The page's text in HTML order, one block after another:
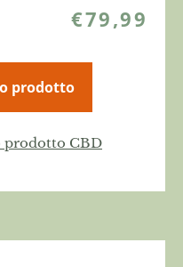
€79,99
prodotto
prodotto CBD